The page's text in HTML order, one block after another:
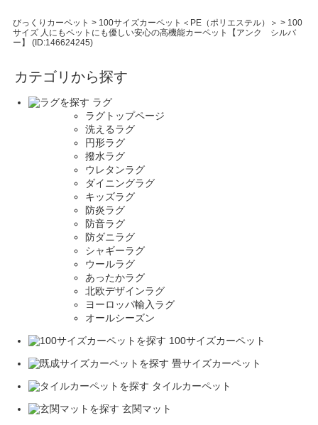
びっくりカーペット > 100サイズカーペット＜PE（ポリエステル）＞ > 100
サイズ 人にもペットにも優しい安心の高機能カーペット【アンク シルバ
ー】 (ID:146624245)
カテゴリから探す
ラグ
ラグトップページ
洗えるラグ
円形ラグ
撥水ラグ
ウレタンラグ
ダイニングラグ
キッズラグ
防炎ラグ
防音ラグ
防ダニラグ
シャギーラグ
ウールラグ
あったかラグ
北欧デザインラグ
ヨーロッパ輸入ラグ
オールシーズン
100サイズカーペット
畳サイズカーペット
タイルカーペット
玄関マット